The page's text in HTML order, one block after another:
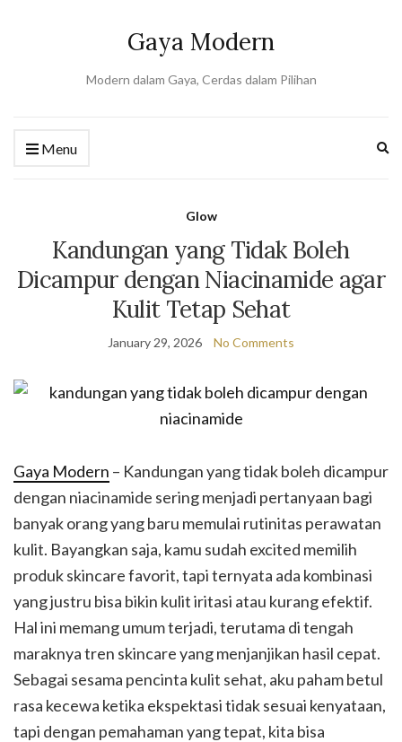
Gaya Modern
Modern dalam Gaya, Cerdas dalam Pilihan
Menu
Glow
Kandungan yang Tidak Boleh
Dicampur dengan Niacinamide agar
Kulit Tetap Sehat
January 29, 2026 No Comments
Gaya Modern – Kandungan yang tidak boleh dicampur
dengan niacinamide sering menjadi pertanyaan bagi
banyak orang yang baru memulai rutinitas perawatan
kulit. Bayangkan saja, kamu sudah excited memilih
produk skincare favorit, tapi ternyata ada kombinasi
yang justru bisa bikin kulit iritasi atau kurang efektif.
Hal ini memang umum terjadi, terutama di tengah
maraknya tren skincare yang menjanjikan hasil cepat.
Sebagai sesama pencinta kulit sehat, aku paham betul
rasa kecewa ketika ekspektasi tidak sesuai kenyataan,
tapi dengan pemahaman yang tepat, kita bisa